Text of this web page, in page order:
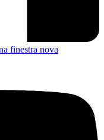
finestra nova